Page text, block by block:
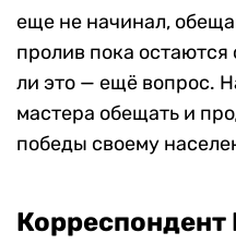
еще не начинал,
пролив пока
ли это — ещё вопрос.
мастера обещать и
победы своему